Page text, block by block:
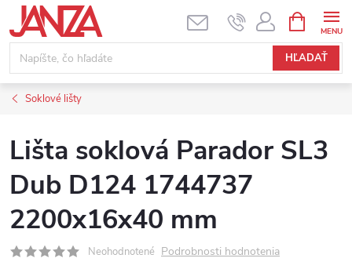
Prejsť na obsah
HĽADAŤ
Soklové lišty
Lišta soklová Parador SL3
Dub D124 1744737
2200x16x40 mm
Neohodnotené Podrobnosti hodnotenia